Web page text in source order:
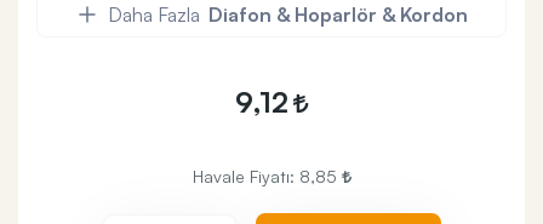
Daha Fazla Diafon & Hoparlör & Kordon
9,12
Havale Fiyatı: 8,85